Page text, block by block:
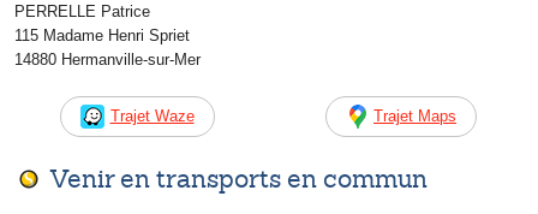
PERRELLE Patrice
115 Madame Henri Spriet
14880 Hermanville-sur-Mer
Trajet Waze Trajet Maps
Venir en transports en commun